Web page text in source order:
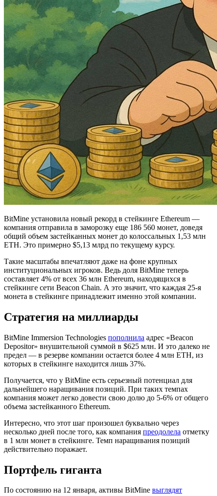
BitMine установила новый рекорд в стейкинге Ethereum —
компания отправила в заморозку еще 186 560 монет, доведя
общий объем застейканных монет до колоссальных 1,53 млн
ETH. Это примерно $5,13 млрд по текущему курсу.
Такие масштабы впечатляют даже на фоне крупных
институциональных игроков. Ведь доля BitMine теперь
составляет 4% от всех 36 млн Ethereum, находящихся в
стейкинге сети Beacon Chain. А это значит, что каждая 25-я
монета в стейкинге принадлежит именно этой компании.
Стратегия на миллиарды
BitMine Immersion Technologies пополнила адрес «Beacon
Depositor» внушительной суммой в $625 млн. И это далеко не
предел — в резерве компании остается более 4 млн ETH, из
которых в стейкинге находится лишь 37%.
Получается, что у BitMine есть серьезный потенциал для
дальнейшего наращивания позиций. При таких темпах
компания может легко довести свою долю до 5-6% от общего
объема застейканного Ethereum.
Интересно, что этот шаг произошел буквально через
несколько дней после того, как компания преодолела отметку
в 1 млн монет в стейкинге. Темп наращивания позиций
действительно поражает.
Портфель гиганта
По состоянию на 12 января, активы BitMine выглядят